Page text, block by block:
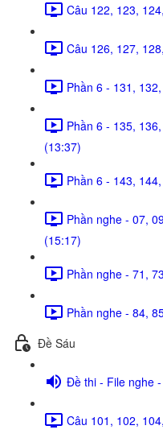
Câu 122, 123,
Câu 126, 127,
Phần 6 - 131,
Phần 6 - 135,
(13:37)
Phần 6 - 143,
Phần nghe - 07,
(15:17)
Phần nghe - 71,
Phần nghe - 84,
Đề Sáu
Đề thi - File nghe
Câu 101, 102,